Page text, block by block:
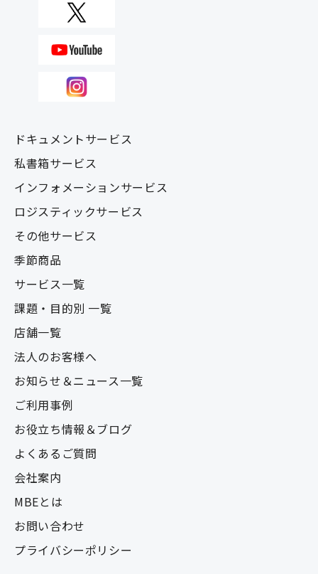
ドキュメントサービス
私書箱サービス
インフォメーションサービス
ロジスティックサービス
その他サービス
季節商品
サービス一覧
課題・目的別 一覧
店舗一覧
法人のお客様へ
お知らせ＆ニュース一覧
ご利用事例
お役立ち情報＆ブログ
よくあるご質問
会社案内
MBEとは
お問い合わせ
プライバシーポリシー